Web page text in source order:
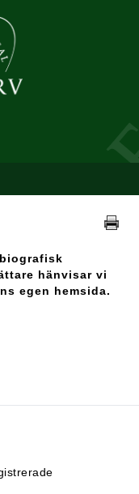
hänvisar vi
egen hemsida.